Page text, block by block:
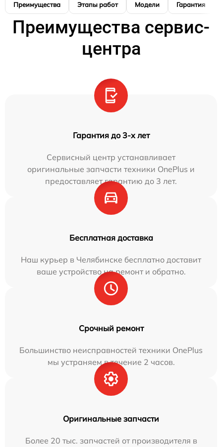
Преимущества Этапы работ Модели Гарантия
Преимущества сервис-
центра
Гарантия до 3-х лет
Сервисный центр устанавливает
оригинальные запчасти техники OnePlus и
предоставляет гарантию до 3 лет.
Бесплатная доставка
Наш курьер в Челябинске бесплатно доставит
ваше устройство на ремонт и обратно.
Срочный ремонт
Большинство неисправностей техники OnePlus
мы устраняем в течение 2 часов.
Оригинальные запчасти
Более 20 тыс. запчастей от производителя в